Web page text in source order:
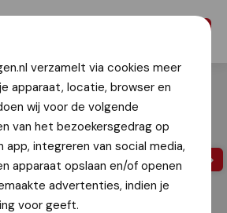
verzamelt via cookies meer
apparaat, locatie, browser en
wij voor de volgende
van het bezoekersgedrag op
app, integreren van social media,
apparaat opslaan en/of openen
advertenties, indien je
voor geeft.